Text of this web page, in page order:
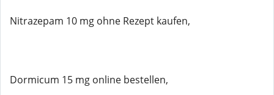
Nitrazepam 10 mg ohne Rezept kaufen,
Dormicum 15 mg online bestellen,